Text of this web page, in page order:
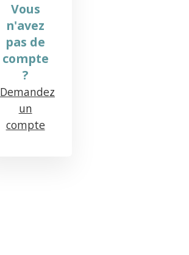
Vous
n'avez
pas de
compte
?
Demandez
un
compte